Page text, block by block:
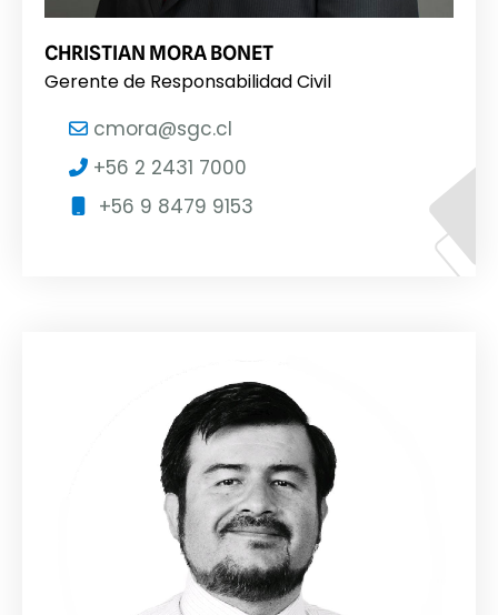
CHRISTIAN MORA BONET
Gerente de Responsabilidad Civil
cmora@sgc.cl
+56 2 2431 7000
+56 9 8479 9153